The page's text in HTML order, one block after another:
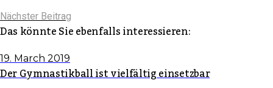
Nächster Beitrag
Das könnte Sie ebenfalls interessieren:
19. March 2019
Der Gymnastikball ist vielfältig einsetzbar